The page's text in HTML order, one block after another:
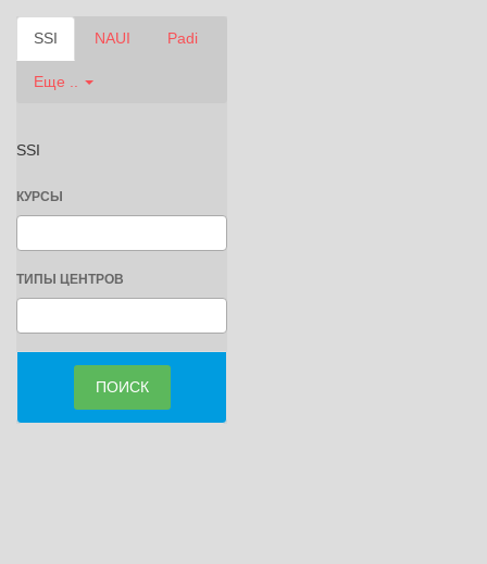
SSI NAUI Padi
Еще ..
SSI
КУРСЫ
ТИПЫ ЦЕНТРОВ
ПОИСК